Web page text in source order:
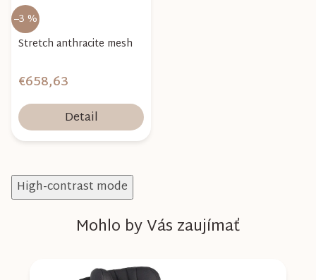
–3 %
Stretch anthracite mesh
€658,63
Detail
High-contrast mode
Mohlo by Vás zaujímať